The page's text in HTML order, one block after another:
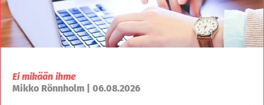
Ei mikään ihme
Mikko Rönnholm | 06.08.2026